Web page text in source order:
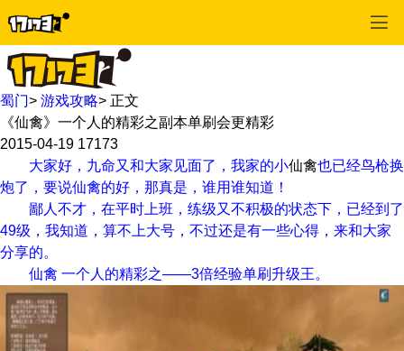
蜀门> 游戏攻略> 正文
《仙禽》一个人的精彩之副本单刷会更精彩
2015-04-19 17173
大家好，九命又和大家见面了，我家的小仙禽也已经鸟枪换
炮了，要说仙禽的好，那真是，谁用谁知道！
鄙人不才，在平时上班，练级又不积极的状态下，已经到了
49级，我知道，算不上大号，不过还是有一些心得，来和大家
分享的。
仙禽 一个人的精彩之——3倍经验单刷升级王。